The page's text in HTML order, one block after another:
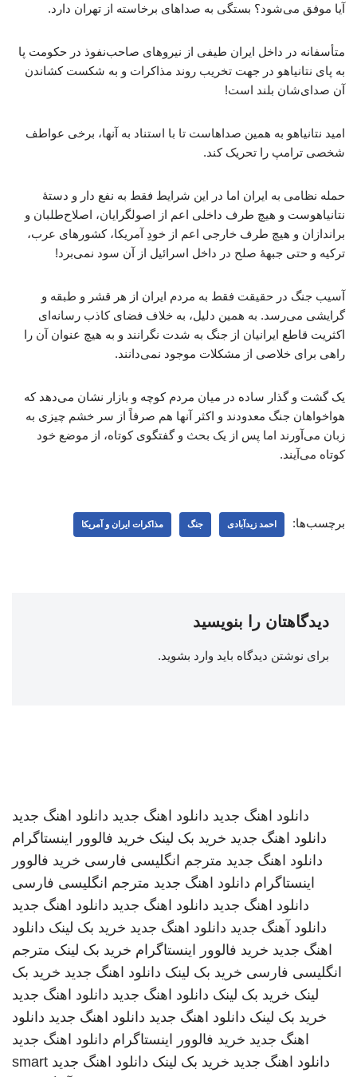
آیا موفق می‌شود؟ بستگی به صداهای برخاسته از تهران دارد.
متأسفانه در داخل ایران طیفی از نیروهای صاحب‌نفوذ در حکومت پا
به پای نتانیاهو در جهت تخریب روند مذاکرات و به شکست کشاندن
آن صدای‌شان بلند است!
امید نتانیاهو به همین صداهاست تا با استناد به آنها، برخی عواطف
شخصی ترامپ را تحریک کند.
حمله نظامی به ایران اما در این شرایط فقط به نفع دار و دستهٔ
نتانیاهوست و هیچ طرف داخلی اعم از اصولگرایان، اصلاح‌طلبان و
براندازان و هیچ طرف خارجی اعم از خودِ آمریکا، کشورهای عرب،
ترکیه و حتی جبههٔ صلح در داخل اسرائیل از آن سود نمی‌برد!
آسیب جنگ در حقیقت فقط به مردم ایران از هر قشر و طبقه و
گرایشی می‌رسد. به همین دلیل، به خلاف فضای کاذب رسانه‌ای
اکثریت قاطع ایرانیان از جنگ به شدت نگرانند و به هیچ عنوان آن را
راهی برای خلاصی از مشکلات موجود نمی‌دانند.
یک گشت و گذار ساده در میان مردم کوچه و بازار نشان می‌دهد که
هواخواهان جنگ معدودند و اکثر آنها هم صرفاً از سر خشم چیزی به
زبان می‌آورند اما پس از یک بحث و گفتگوی کوتاه، از موضع خود
کوتاه می‌آیند.
برچسب‌ها: احمد زیدآبادی جنگ مذاکرات ایران و آمریکا
دیدگاهتان را بنویسید
برای نوشتن دیدگاه باید وارد بشوید.
دانلود اهنگ جدید دانلود اهنگ جدید دانلود اهنگ جدید
دانلود اهنگ جدید خرید بک لینک خرید فالوور اینستاگرام
دانلود اهنگ جدید مترجم انگلیسی فارسی خرید فالوور
اینستاگرام دانلود اهنگ جدید مترجم انگلیسی فارسی
دانلود اهنگ جدید دانلود اهنگ جدید دانلود اهنگ جدید
دانلود آهنگ جدید دانلود اهنگ جدید خرید بک لینک دانلود
اهنگ جدید خرید فالوور اینستاگرام خرید بک لینک مترجم
انگلیسی فارسی خرید بک لینک دانلود اهنگ جدید خرید بک
لینک خرید بک لینک دانلود اهنگ جدید دانلود اهنگ جدید
خرید بک لینک دانلود اهنگ جدید دانلود اهنگ جدید دانلود
اهنگ جدید خرید فالوور اینستاگرام دانلود اهنگ جدید
دانلود اهنگ جدید خرید بک لینک دانلود اهنگ جدید smart